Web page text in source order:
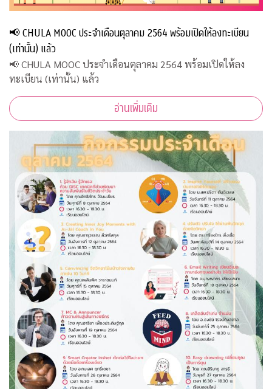
📢 CHULA MOOC ประจำเดือนตุลาคม 2564 พร้อมเปิดให้ลงทะเบียน
(เท่านั้น) แล้ว
📢 CHULA MOOC ประจำเดือนตุลาคม 2564 พร้อมเปิดให้ลง
ทะเบียน (เท่านั้น) แล้ว
อ่านเพิ่มเติม